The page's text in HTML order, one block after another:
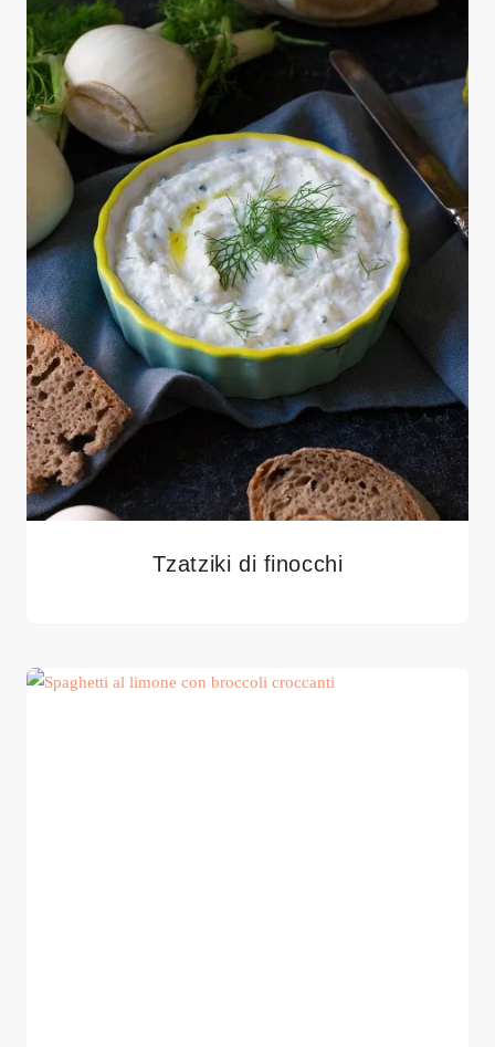
Tzatziki di finocchi